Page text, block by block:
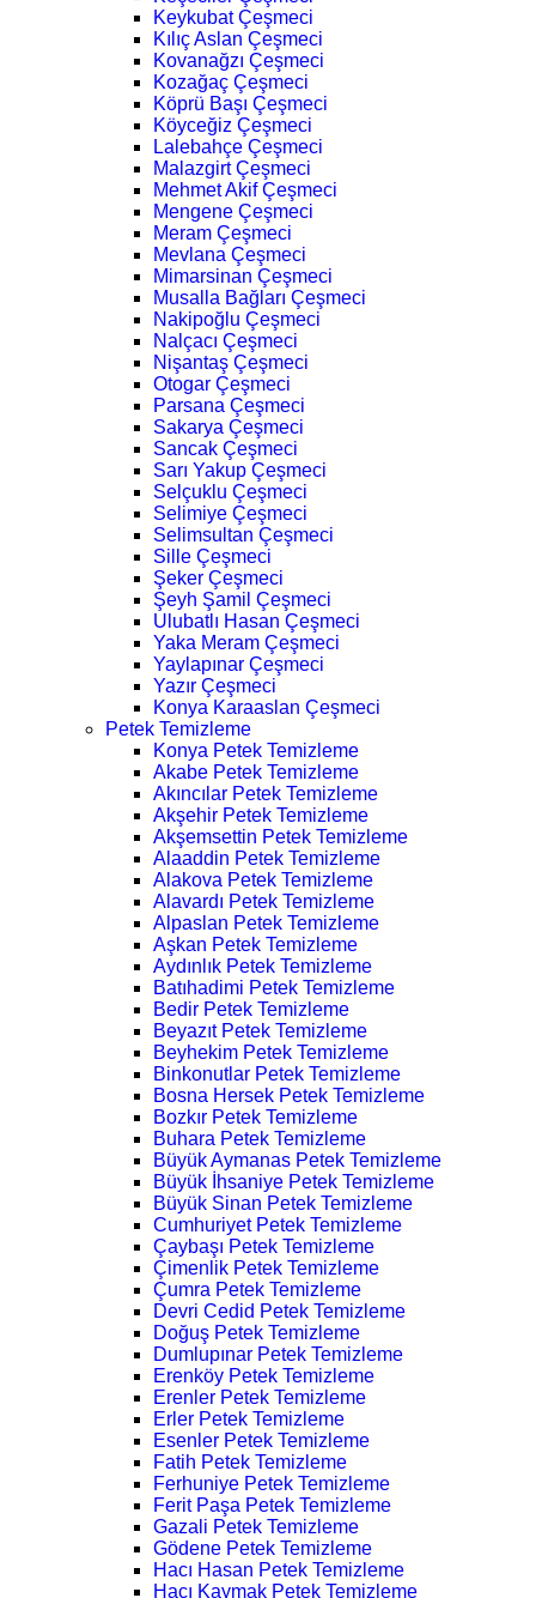
Keykubat Çeşmeci
Kılıç Aslan Çeşmeci
Kovanağzı Çeşmeci
Kozağaç Çeşmeci
Köprü Başı Çeşmeci
Köyceğiz Çeşmeci
Lalebahçe Çeşmeci
Malazgirt Çeşmeci
Mehmet Akif Çeşmeci
Mengene Çeşmeci
Meram Çeşmeci
Mevlana Çeşmeci
Mimarsinan Çeşmeci
Musalla Bağları Çeşmeci
Nakipoğlu Çeşmeci
Nalçacı Çeşmeci
Nişantaş Çeşmeci
Otogar Çeşmeci
Parsana Çeşmeci
Sakarya Çeşmeci
Sancak Çeşmeci
Sarı Yakup Çeşmeci
Selçuklu Çeşmeci
Selimiye Çeşmeci
Selimsultan Çeşmeci
Sille Çeşmeci
Şeker Çeşmeci
Şeyh Şamil Çeşmeci
Ulubatlı Hasan Çeşmeci
Yaka Meram Çeşmeci
Yaylapınar Çeşmeci
Yazır Çeşmeci
Konya Karaaslan Çeşmeci
Petek Temizleme
Konya Petek Temizleme
Akabe Petek Temizleme
Akıncılar Petek Temizleme
Akşehir Petek Temizleme
Akşemsettin Petek Temizleme
Alaaddin Petek Temizleme
Alakova Petek Temizleme
Alavardı Petek Temizleme
Alpaslan Petek Temizleme
Aşkan Petek Temizleme
Aydınlık Petek Temizleme
Batıhadimi Petek Temizleme
Bedir Petek Temizleme
Beyazıt Petek Temizleme
Beyhekim Petek Temizleme
Binkonutlar Petek Temizleme
Bosna Hersek Petek Temizleme
Bozkır Petek Temizleme
Buhara Petek Temizleme
Büyük Aymanas Petek Temizleme
Büyük İhsaniye Petek Temizleme
Büyük Sinan Petek Temizleme
Cumhuriyet Petek Temizleme
Çaybaşı Petek Temizleme
Çimenlik Petek Temizleme
Çumra Petek Temizleme
Devri Cedid Petek Temizleme
Doğuş Petek Temizleme
Dumlupınar Petek Temizleme
Erenköy Petek Temizleme
Erenler Petek Temizleme
Erler Petek Temizleme
Esenler Petek Temizleme
Fatih Petek Temizleme
Ferhuniye Petek Temizleme
Ferit Paşa Petek Temizleme
Gazali Petek Temizleme
Gödene Petek Temizleme
Hacı Hasan Petek Temizleme
Hacı Kaymak Petek Temizleme